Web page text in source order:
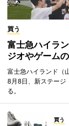
買う
富士急ハイラ
ジオやゲーム
富士急ハイランド（
8月8日、新ステージ
る。
買う